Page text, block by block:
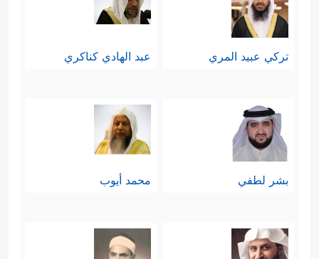
تركي عبيد المري عبد الهادي كناكري
بشر لطفي محمد أيوب